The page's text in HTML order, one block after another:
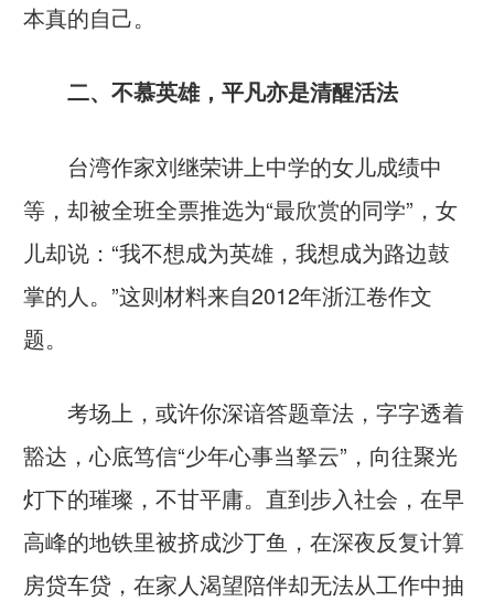
本真的自己。
二、不慕英雄，平凡亦是清醒活法
台湾作家刘继荣讲上中学的女儿成绩中
等，却被全班全票推选为“最欣赏的同学”，女
儿却说：“我不想成为英雄，我想成为路边鼓
掌的人。”这则材料来自2012年浙江卷作文
题。
考场上，或许你深谙答题章法，字字透着
豁达，心底笃信“少年心事当拏云”，向往聚光
灯下的璀璨，不甘平庸。直到步入社会，在早
高峰的地铁里被挤成沙丁鱼，在深夜反复计算
房贷车贷，在家人渴望陪伴却无法从工作中抽